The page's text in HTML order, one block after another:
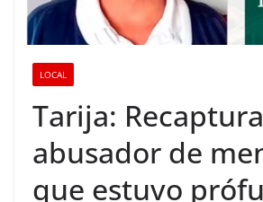
LOCAL
Tarija:
abusador de
que estuvo